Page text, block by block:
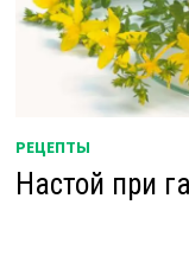
РЕЦЕПТЫ
Настой при